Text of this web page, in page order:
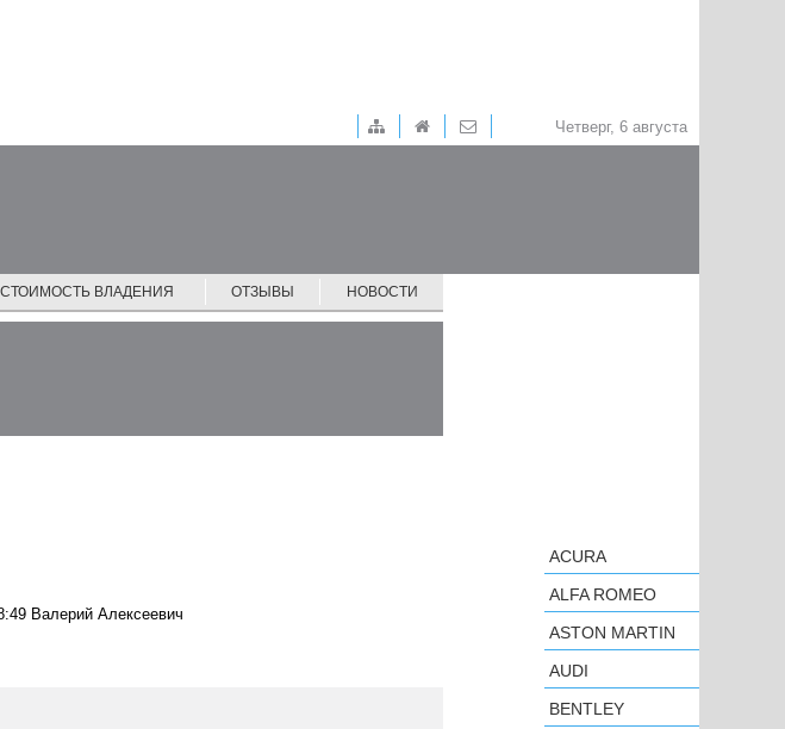
Четверг, 6 августа
СТОИМОСТЬ ВЛАДЕНИЯ ОТЗЫВЫ НОВОСТИ
Валерий Алексеевич
ACURA
ALFA ROMEO
ASTON MARTIN
AUDI
BENTLEY